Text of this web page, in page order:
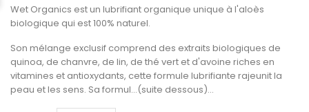
Wet Organics est un lubrifiant organique unique à l'aloès
biologique qui est 100% naturel.
Son mélange exclusif comprend des extraits biologiques de
quinoa, de chanvre, de lin, de thé vert et d'avoine riches en
vitamines et antioxydants, cette formule lubrifiante rajeunit la
peau et les sens. Sa formul...(suite dessous)...